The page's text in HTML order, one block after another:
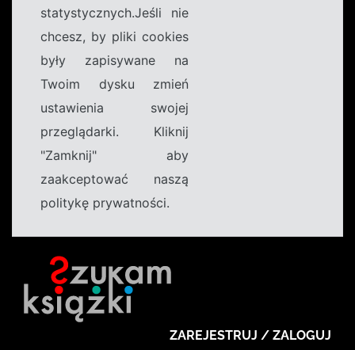
statystycznych.Jeśli nie
chcesz, by pliki cookies
były zapisywane na
Twoim dysku zmień
ustawienia swojej
przeglądarki. Kliknij
"Zamknij" aby
zaakceptować naszą
politykę prywatności.
ZAREJESTRUJ / ZALOGUJ